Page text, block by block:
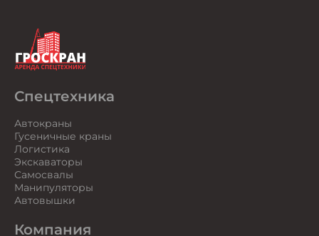
Спецтехника
Автокраны
Гусеничные краны
Логистика
Экскаваторы
Самосвалы
Манипуляторы
Автовышки
Компания